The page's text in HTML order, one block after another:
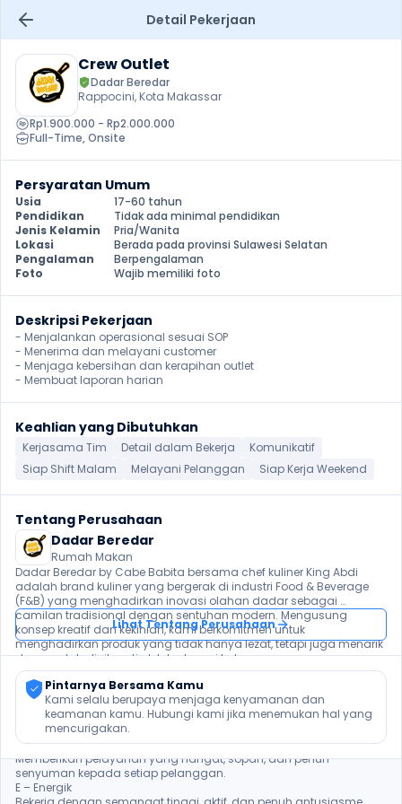
Detail Pekerjaan
Crew Outlet
Dadar Beredar
Rappocini, Kota Makassar
Rp1.900.000 - Rp2.000.000
Full-Time, Onsite
Persyaratan Umum
Usia
17-60 tahun
Pendidikan
Tidak ada minimal pendidikan
Jenis Kelamin
Pria/Wanita
Lokasi
Berada pada provinsi Sulawesi Selatan
Pengalaman
Berpengalaman
Foto
Wajib memiliki foto
Deskripsi Pekerjaan
- Menjalankan operasional sesuai SOP
- Menerima dan melayani customer
- Menjaga kebersihan dan kerapihan outlet
- Membuat laporan harian
Keahlian yang Dibutuhkan
Kerjasama Tim Detail dalam Bekerja
Komunikatif
Siap Shift Malam
Melayani Pelanggan Siap Kerja Weekend
Tentang Perusahaan
Dadar Beredar
Rumah Makan
Dadar Beredar by Cabe Babita bersama chef kuliner King Abdi
adalah brand kuliner yang bergerak di industri Food & Beverage
(F&B) yang menghadirkan inovasi olahan dadar sebagai
camilan tradisional dengan sentuhan modern. Mengusung
konsep kreatif dan kekinian, kami berkomitmen untuk
menghadirkan produk yang tidak hanya lezat, tetapi juga menarik
dan mudah dinikmati oleh berbagai kalangan.
Budaya Perusahaan yaitu TRENDI
T – Taqwa
Menjunjung tinggi nilai spiritual dan kejujuran dalam bekerja, serta
menjalankan usaha dengan integritas dan tanggung jawab.
R – Ramah
Memberikan pelayanan yang hangat, sopan, dan penuh
senyuman kepada setiap pelanggan.
E – Energik
Lihat Tentang Perusahaan
Pintarnya Bersama Kamu
Kami selalu berupaya menjaga kenyamanan dan
keamanan kamu. Hubungi kami jika menemukan hal yang
mencurigakan.